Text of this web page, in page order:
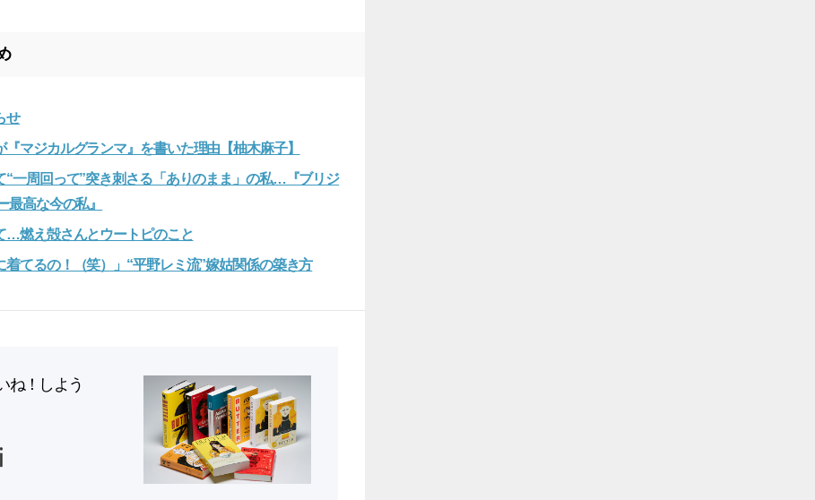
せ
マジカルグランマ』を書いた理由【柚木麻子】
“一周回って”突き刺さる「ありのまま」の私…『ブリジ
最高な今の私』
…燃え殻さんとウートピのこと
着てるの！（笑）」“平野レミ流”嫁姑関係の築き方
ね！しよう